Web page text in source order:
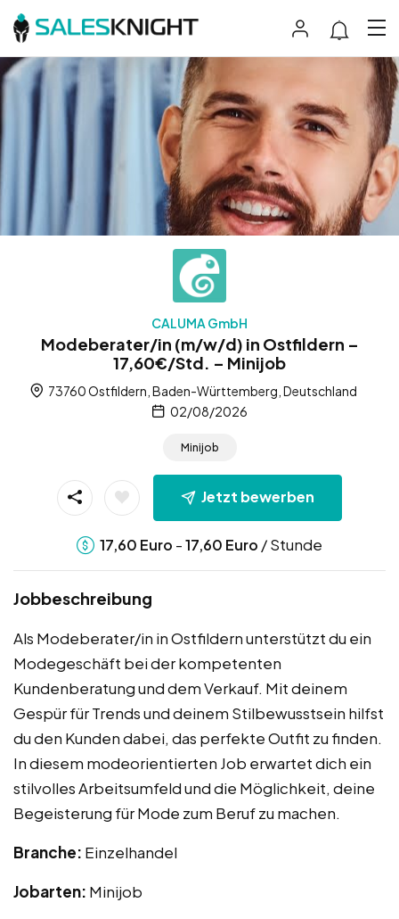
CALUMA GmbH
Modeberater/in (m/w/d) in Ostfildern –
17,60€/Std. – Minijob
73760 Ostfildern, Baden-Württemberg, Deutschland
02/08/2026
Minijob
Jetzt bewerben
17,60 Euro -17,60 Euro / Stunde
Jobbeschreibung
Als Modeberater/in in Ostfildern unterstützt du ein
Modegeschäft bei der kompetenten
Kundenberatung und dem Verkauf. Mit deinem
Gespür für Trends und deinem Stilbewusstsein hilfst
du den Kunden dabei, das perfekte Outfit zu finden.
In diesem modeorientierten Job erwartet dich ein
stilvolles Arbeitsumfeld und die Möglichkeit, deine
Begeisterung für Mode zum Beruf zu machen.
Branche: Einzelhandel
Jobarten: Minijob